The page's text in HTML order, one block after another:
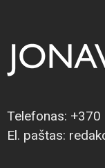
Telefonas:
El. paštas: